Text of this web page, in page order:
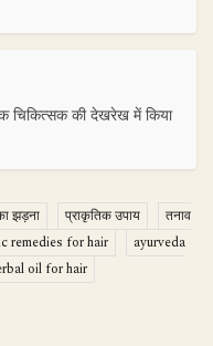
चिकित्सक की देखरेख में किया
झड़ना प्राकृतिक उपाय
तनाव
remedies for hair
ayurveda
oil for hair